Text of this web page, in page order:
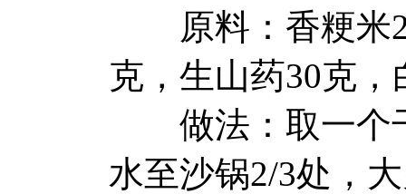
原料：香粳米
克，生山药30克
做法：取一个干
水至沙锅2/3处，